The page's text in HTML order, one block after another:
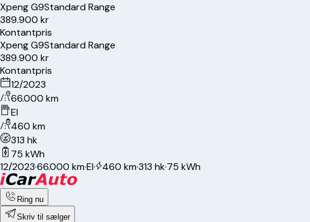
XpengG9Standard Range
389.900 kr
Kontantpris
XpengG9Standard Range
389.900 kr
Kontantpris
12/2023
66.000 km
El
460 km
313 hk
75 kWh
12/2023·66.000 km·El· 460 km·313 hk·75 kWh
Ring nu
Skriv til sælger